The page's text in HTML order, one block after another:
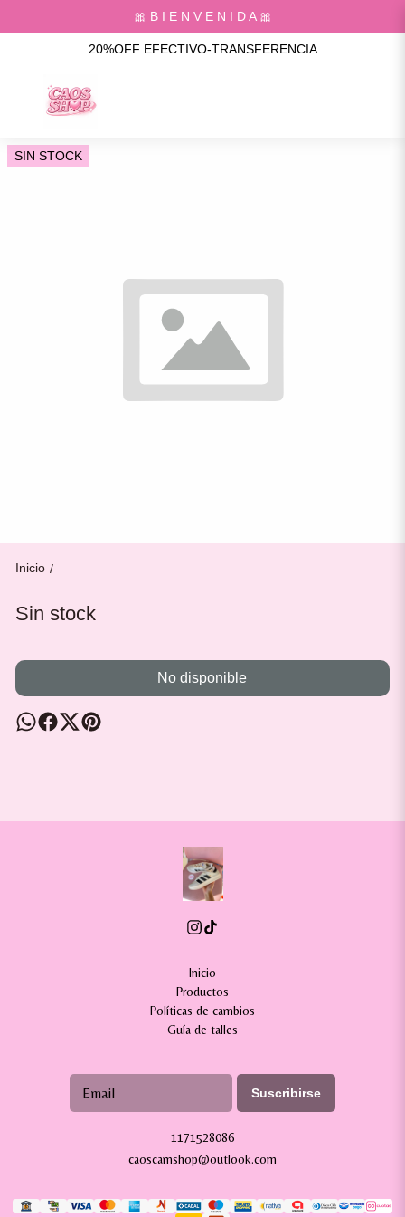
🎀 B I E N V E N I D A 🎀
20%OFF EFECTIVO-TRANSFERENCIA
SIN STOCK
Inicio /
Sin stock
No disponible
Inicio
Productos
Políticas de cambios
Guía de talles
Suscribirse
1171528086
caoscamshop@outlook.com